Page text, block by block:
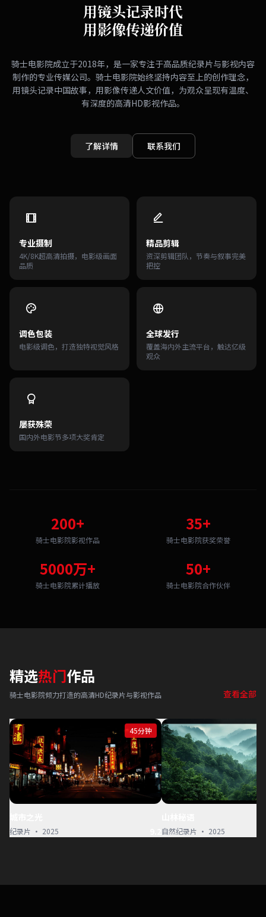
用镜头记录时代
用影像传递价值
骑士电影院成立于2018年，是一家专注于高品质纪录片与影视内容
制作的专业传媒公司。骑士电影院始终坚持内容至上的创作理念，
用镜头记录中国故事，用影像传递人文价值，为观众呈现有温度、
有深度的高清HD影视作品。
了解详情 联系我们
专业摄制
4K/8K超高清拍摄，电影级画面
品质
精品剪辑
资深剪辑团队，节奏与叙事完美
把控
调色包装
电影级调色，打造独特视觉风格
全球发行
覆盖海内外主流平台，触达亿级
观众
屡获殊荣
国内外电影节多项大奖肯定
200+
骑士电影院影视作品
35+
骑士电影院获奖荣誉
5000万+
骑士电影院累计播放
50+
骑士电影院合作伙伴
精选热门作品
骑士电影院倾力打造的高清HD纪录片与影视作品 查看全部
45分钟
纪录片 · 2025 自然纪录片 · 2025